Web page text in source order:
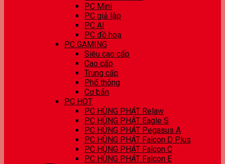
PC Mini
PC giả lập
PC AI
PC đồ hoạ
PC GAMING
Siêu cao cấp
Cao cấp
Trung cấp
Phổ thông
Cơ bản
PC HOT
PC HÙNG PHÁT Relaw
PC HÙNG PHÁT Eagle S
PC HÙNG PHÁT Pegasus A
PC HÙNG PHÁT Falcon D Plus
PC HÙNG PHÁT Falcon C
PC HÙNG PHÁT Falcon E